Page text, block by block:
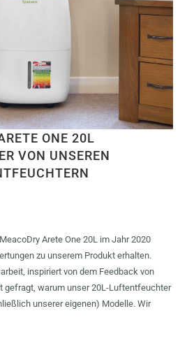
ONE 20L
VON UNSEREN
Arete One 20L im Jahr 2020
zu unserem Produkt erhalten.
inspiriert von dem Feedback von
gefragt, warum unser 20L-Luftentfeuchter
unserer eigenen) Modelle. Wir